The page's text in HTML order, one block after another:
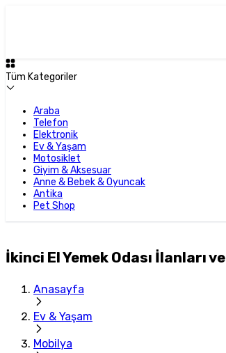
Tüm Kategoriler
Araba
Telefon
Elektronik
Ev & Yaşam
Motosiklet
Giyim & Aksesuar
Anne & Bebek & Oyuncak
Antika
Pet Shop
İkinci El Yemek Odası İlanları
Anasayfa
Ev & Yaşam
Mobilya